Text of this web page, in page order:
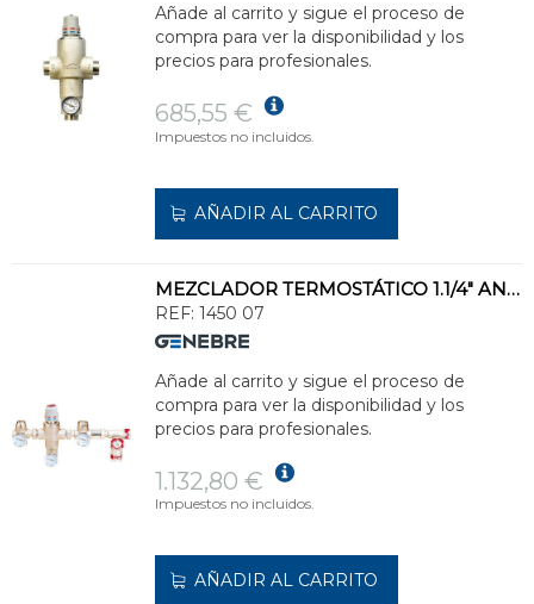
Añade al carrito y sigue el proceso de
compra para ver la disponibilidad y los
precios para profesionales.
685,55 €
Impuestos no incluidos.
AÑADIR AL CARRITO
MEZCLADOR TERMOSTÁTICO 1.1/4" ANILLO SISTEMA AHORRO
REF: 1450 07
Añade al carrito y sigue el proceso de
compra para ver la disponibilidad y los
precios para profesionales.
1.132,80 €
Impuestos no incluidos.
AÑADIR AL CARRITO